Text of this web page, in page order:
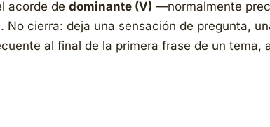
acorde de dominante (V) —normalmente
cierra: deja una sensación de pregunta,
al final de la primera frase de un tema,